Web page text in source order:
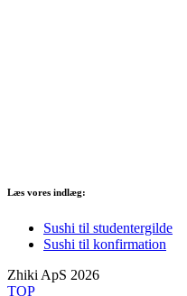
Læs vores indlæg:
Sushi til studentergilde
Sushi til konfirmation
Zhiki ApS 2026
TOP